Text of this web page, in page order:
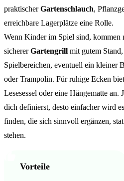
praktischerGartenschlauch,
erreichbare Lagerplätze eine Rolle.
Wenn Kinder im Spiel sind, kommen
sichererGartengrill mit gutem
Spielbereichen, eventuell ein kleiner
oder Trampolin. Für ruhige Ecken
Lesesessel oder eine Hängematte an.
dich definierst, desto einfacher wird
finden, die sich sinnvoll ergänzen,
stehen.
Vorteile